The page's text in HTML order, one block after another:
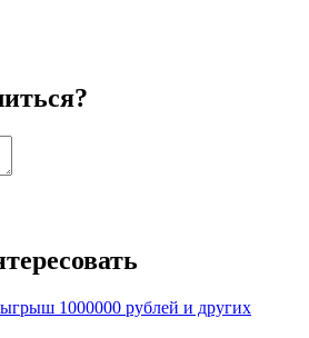
1000000 рублей и других